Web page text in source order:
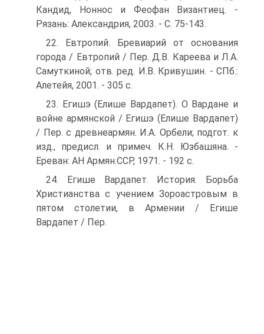
Кандид, Ноннос и Феофан Византиец. -
Рязань: Александрия, 2003. - С. 75-143.
22. Евтропий. Бревиарий от основания
города / Евтропий / Пер. Д.В. Кареева и Л.А.
Самуткиной; отв. ред. И.В. Кривушин. - СПб.:
Алетейя, 2001. - 305 с.
23. Егишэ (Елише Вардапет). О Вардане и
войне армянской / Егишэ (Елише Вардапет)
/ Пер. с древнеармян. И.А. Орбели; подгот. к
изд., предисл. и примеч. К.Н. Юзбашяна. -
Ереван: АН Армян.ССР, 1971. - 192 с.
24. Егише Вардапет. История. Борьба
Христианства с учением Зороастровым в
пятом столетии, в Армении / Егише
Вардапет / Пер.